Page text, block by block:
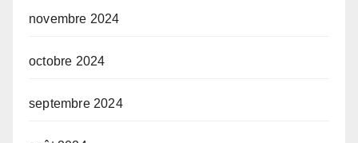
novembre 2024
octobre 2024
septembre 2024